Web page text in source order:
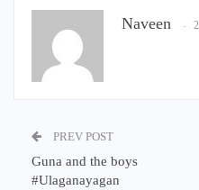
Naveen
PREV POST
Guna and the boys
#Ulaganayagan